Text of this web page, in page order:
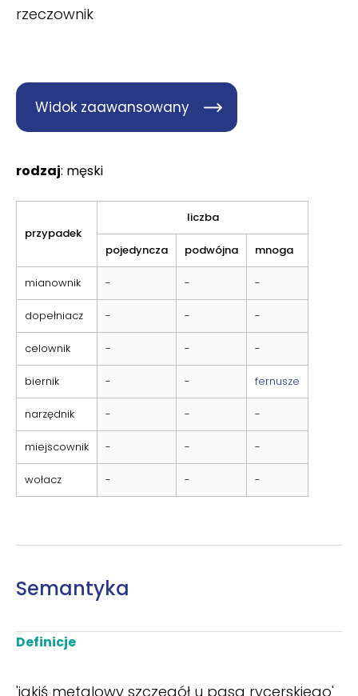
rzeczownik
Widok zaawansowany
rodzaj: męski
przypadek
liczba
pojedyncza podwójna mnoga
mianownik - - -
dopełniacz - - -
celownik - - -
biernik - - fernusze
narzędnik - - -
miejscownik - - -
wołacz - - -
Semantyka
Definicje
'jakiś metalowy szczegół u pasa rycerskiego'